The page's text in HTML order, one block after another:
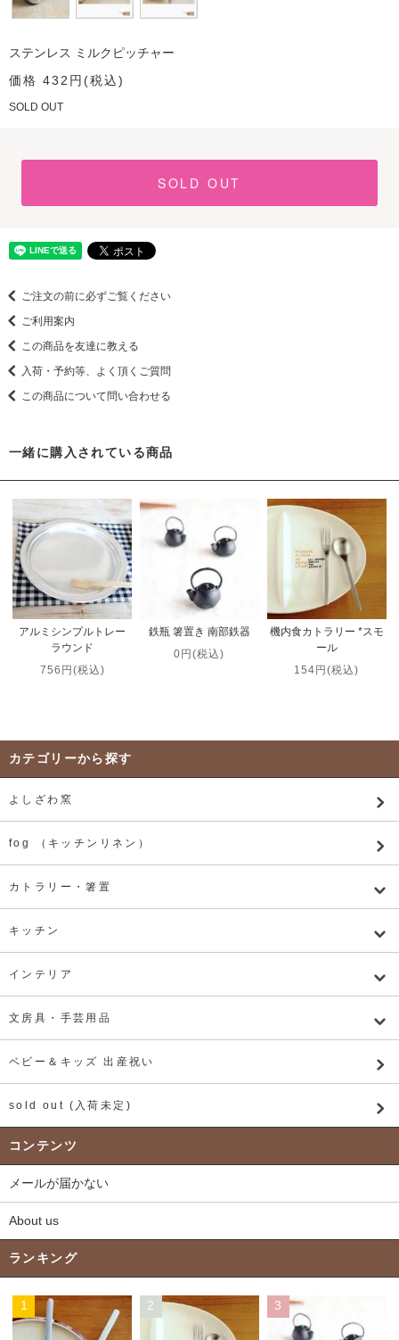
ステンレス ミルクピッチャー
価格 432円(税込)
SOLD OUT
SOLD OUT
ご注文の前に必ずご覧ください
ご利用案内
この商品を友達に教える
入荷・予約等、よく頂くご質問
この商品について問い合わせる
一緒に購入されている商品
アルミシンプルトレー
ラウンド
756円(税込)
鉄瓶 箸置き 南部鉄器
0円(税込)
機内食カトラリー *スモ
ール
154円(税込)
カテゴリーから探す
よしざわ窯
fog （キッチンリネン）
カトラリー・箸置
キッチン
インテリア
文房具・手芸用品
ベビー＆キッズ 出産祝い
sold out (入荷未定)
コンテンツ
メールが届かない
About us
ランキング
1 2 3